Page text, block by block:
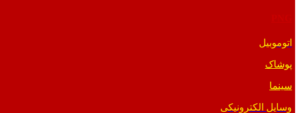
اتوموبیل
پوشاک
سینما
وسایل الکترونیکی